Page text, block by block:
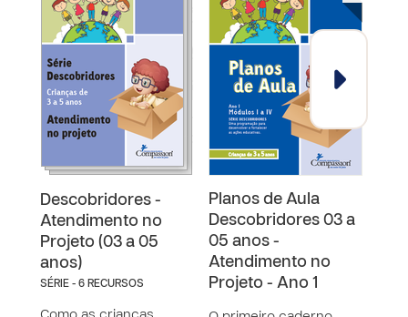
Descobridores -
Atendimento no
Projeto (03 a 05
anos)
SÉRIE - 6 RECURSOS
Planos de Aula
Descobridores 03 a
05 anos -
Atendimento no
Projeto - Ano 1